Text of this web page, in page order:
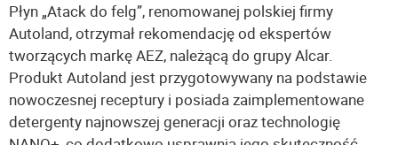
Płyn „Atack do felg”, renomowanej polskiej firmy
Autoland, otrzymał rekomendację od ekspertów
tworzących markę AEZ, należącą do grupy Alcar.
Produkt Autoland jest przygotowywany na podstawie
nowoczesnej receptury i posiada zaimplementowane
detergenty najnowszej generacji oraz technologię